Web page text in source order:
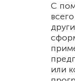
С
или